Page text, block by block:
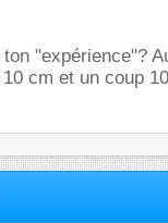
"expérience"?
cm et un coup